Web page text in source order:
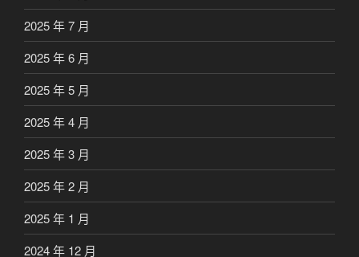
2025 年 7 月
2025 年 6 月
2025 年 5 月
2025 年 4 月
2025 年 3 月
2025 年 2 月
2025 年 1 月
2024 年 12 月